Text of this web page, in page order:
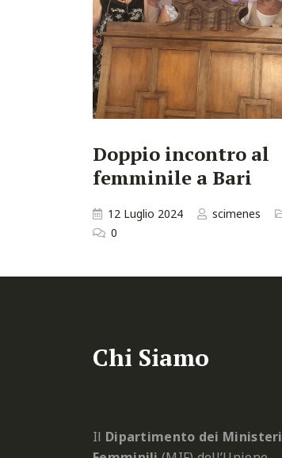
Doppio incontro al
femminile a Bari
12 Luglio 2024 scimenes
0
Chi Siamo
Il Dipartimento dei Ministeri